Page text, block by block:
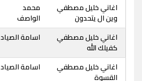
اغاني خليل مصطفي
وين ال يتحدون
محمد
الواصف
اغاني خليل مصطفي
كفيلك الله
اسامة الصياد
اغاني خليل مصطفي
القسوة
اسامة الصياد